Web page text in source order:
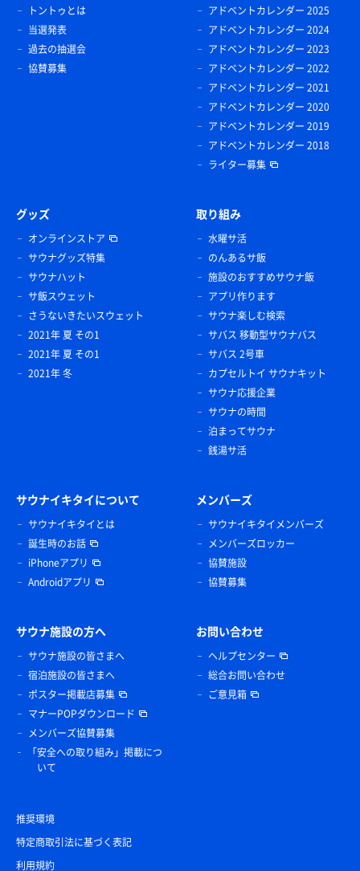
トントゥとは
当選発表
過去の抽選会
協賛募集
アドベントカレンダー 2025
アドベントカレンダー 2024
アドベントカレンダー 2023
アドベントカレンダー 2022
アドベントカレンダー 2021
アドベントカレンダー 2020
アドベントカレンダー 2019
アドベントカレンダー 2018
ライター募集
グッズ
オンラインストア
サウナグッズ特集
サウナハット
サ飯スウェット
さうないきたいスウェット
2021年 夏 その1
2021年 夏 その1
2021年 冬
取り組み
水曜サ活
のんあるサ飯
施設のおすすめサウナ飯
アプリ作ります
サウナ楽しむ検索
サバス 移動型サウナバス
サバス 2号車
カプセルトイ サウナキット
サウナ応援企業
サウナの時間
泊まってサウナ
銭湯サ活
サウナイキタイについて
サウナイキタイとは
誕生時のお話
iPhoneアプリ
Androidアプリ
メンバーズ
サウナイキタイメンバーズ
メンバーズロッカー
協賛施設
協賛募集
サウナ施設の方へ
サウナ施設の皆さまへ
宿泊施設の皆さまへ
ポスター掲載店募集
マナーPOPダウンロード
メンバーズ協賛募集
「安全への取り組み」掲載につ
いて
お問い合わせ
ヘルプセンター
総合お問い合わせ
ご意見箱
推奨環境
特定商取引法に基づく表記
利用規約